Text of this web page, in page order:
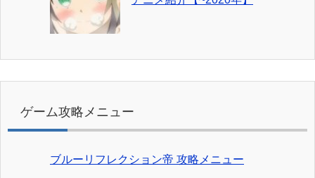
ゲーム攻略メニュー
ブルーリフレクション帝 攻略メニュー